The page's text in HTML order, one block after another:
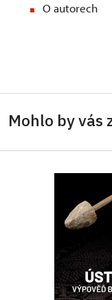
O autorech
Mohlo by vás